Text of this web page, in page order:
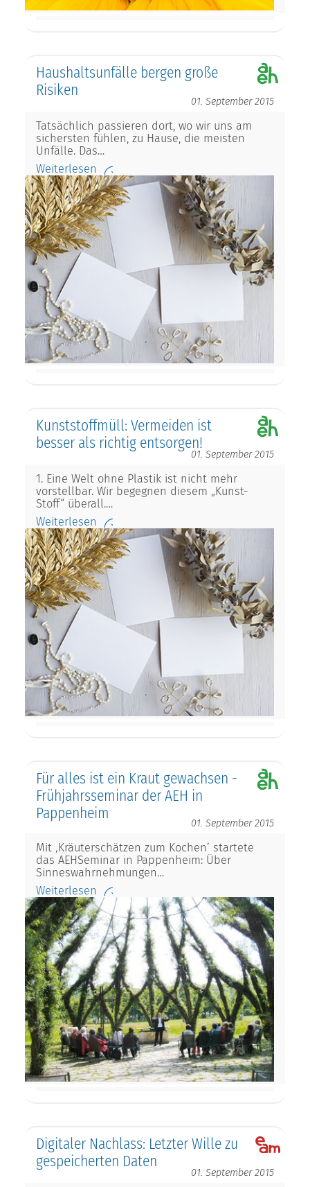
Haushaltsunfälle bergen große
Risiken
01. September 2015
Tatsächlich passieren dort, wo wir uns am
sichersten fühlen, zu Hause, die meisten
Unfälle. Das…
Weiterlesen
Kunststoffmüll: Vermeiden ist
besser als richtig entsorgen!
01. September 2015
1. Eine Welt ohne Plastik ist nicht mehr
vorstellbar. Wir begegnen diesem „Kunst-
Stoff“ überall.…
Weiterlesen
Für alles ist ein Kraut gewachsen -
Frühjahrsseminar der AEH in
Pappenheim
01. September 2015
Mit ‚Kräuterschätzen zum Kochen’ startete
das AEHSeminar in Pappenheim: Über
Sinneswahrnehmungen…
Weiterlesen
Digitaler Nachlass: Letzter Wille zu
gespeicherten Daten
01. September 2015